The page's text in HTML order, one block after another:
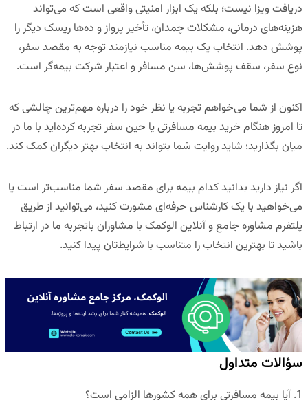
دریافت ویزا نیست؛ بلکه یک ابزار امنیتی واقعی است که می‌تواند
هزینه‌های درمانی، مشکلات چمدان، تأخیر پرواز و ده‌ها ریسک دیگر را
پوشش دهد. انتخاب یک بیمه مناسب نیازمند توجه به مقصد سفر،
نوع سفر، سقف پوشش‌ها، سن مسافر و اعتبار شرکت بیمه‌گر است.
اکنون از شما می‌خواهم تجربه یا نظر خود را درباره مهم‌ترین چالشی که
تا امروز هنگام خرید بیمه مسافرتی یا حین سفر تجربه کرده‌اید با ما در
میان بگذارید؛ شاید روایت شما بتواند به انتخاب بهتر دیگران کمک کند.
اگر نیاز دارید بدانیدکدام بیمه برای مقصد سفر شما مناسب‌تر استیا
می‌خواهید با یک کارشناس حرفه‌ای مشورت کنید، می‌توانید از طریق
پلتفرم مشاوره جامع و آنلاین الوکمک با مشاوران باتجربه ما در ارتباط
باشید تا بهترین انتخاب را متناسب با شرایط‌تان پیدا کنید.
سؤالات متداول
1. آیا بیمه مسافرتی برای همه کشورها الزامی است؟